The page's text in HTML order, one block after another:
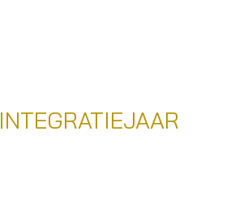
INTEGRATIEJAAR